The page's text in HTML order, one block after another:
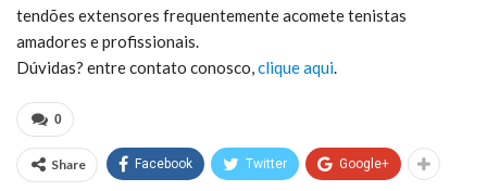
tendões extensores frequentemente acomete tenistas
amadores e profissionais.
Dúvidas? entre contato conosco,clique aqui.
0
Share Facebook Twitter Google+